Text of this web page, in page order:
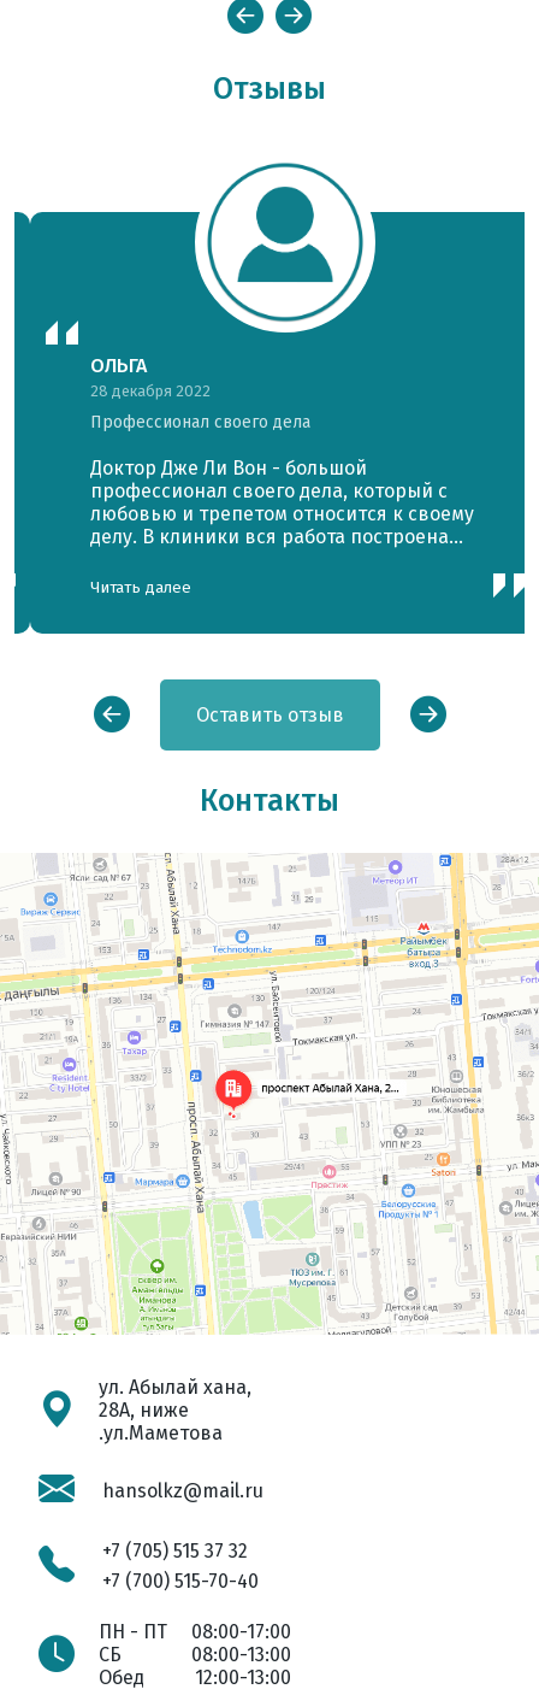
Отзывы
ОЛЬГА
28 декабря 2022
Профессионал своего дела
Доктор Дже Ли Вон - большой
профессионал своего дела, который с
любовью и трепетом относится к своему
делу. В клиники вся работа построена
исключительно приветливый и
вынесенных другими врачами о
безысходности, доктор вселили надежду
и помог поверить в выздоровление.
После первого курса уже почувствовала
первые ощутимые улучшения, смогла
движения кистями рук. Хотя
специалисты ревматологи и ортопеды
суставов нет, остались только сросшиеся
фрагменты костей. Надо сказать, что
Дже Ли Вон тоже не обещал золотых гор,
но решил сделать все возможное. Я
очень ему благодарна, всем рекомендую.
Его Клиника- место, куда хочется
возвращаться и веришь, что все будет
хорошо! Огромное ему спасибо.
Читать далее
Оставить отзыв
Контакты
ул. Абылай хана,
28А, ниже
.ул.Маметова
hansolkz@mail.ru
+7 (705) 515 37 32
+7 (700) 515-70-40
ПН - ПТ
08:00-17:00
СБ
08:00-13:00
Обед
12:00-13:00